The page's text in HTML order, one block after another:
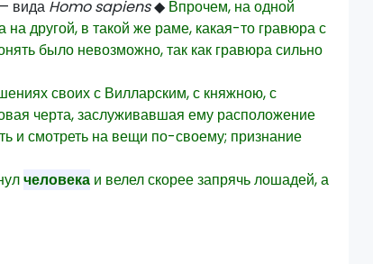
вида Homo sapiens◆ Впрочем, на одной
другой, в такой же раме, какая-то гравюра с
было невозможно, так как гравюра сильно
своих с Вилларским, с княжною, с
черта, заслуживавшая ему расположение
и смотреть на вещи по-своему; признание
человека и велел скорее запрячь лошадей, а